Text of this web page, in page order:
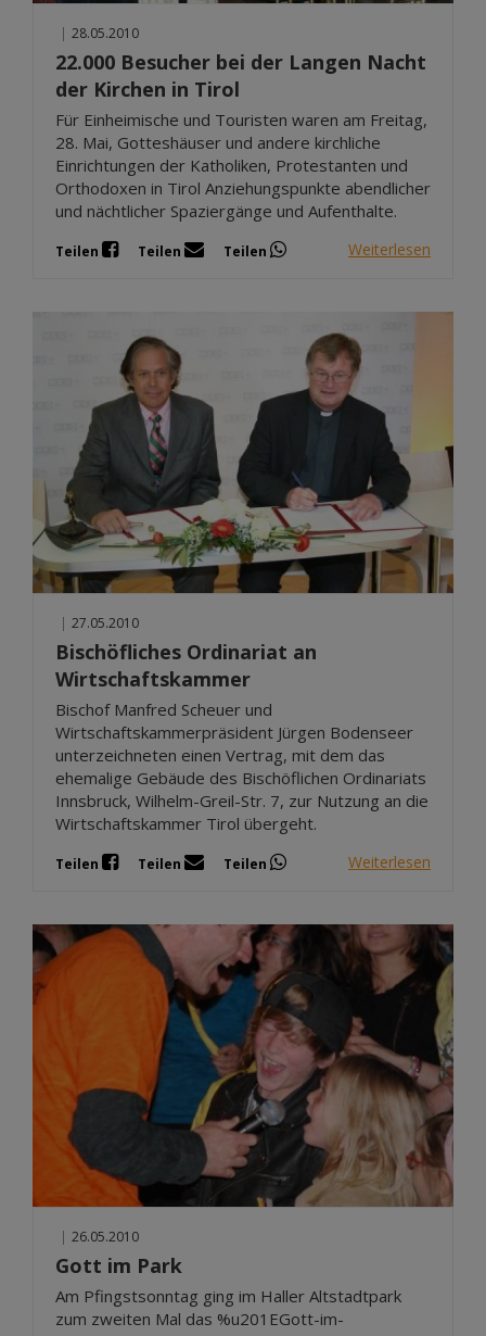
| 28.05.2010
22.000 Besucher bei der Langen Nacht
der Kirchen in Tirol
Für Einheimische und Touristen waren am Freitag,
28. Mai, Gotteshäuser und andere kirchliche
Einrichtungen der Katholiken, Protestanten und
Orthodoxen in Tirol Anziehungspunkte abendlicher
und nächtlicher Spaziergänge und Aufenthalte.
Teilen Teilen Teilen Weiterlesen
| 27.05.2010
Bischöfliches Ordinariat an
Wirtschaftskammer
Bischof Manfred Scheuer und
Wirtschaftskammerpräsident Jürgen Bodenseer
unterzeichneten einen Vertrag, mit dem das
ehemalige Gebäude des Bischöflichen Ordinariats
Innsbruck, Wilhelm-Greil-Str. 7, zur Nutzung an die
Wirtschaftskammer Tirol übergeht.
Teilen Teilen Teilen Weiterlesen
| 26.05.2010
Gott im Park
Am Pfingstsonntag ging im Haller Altstadtpark
zum zweiten Mal das %u201EGott-im-